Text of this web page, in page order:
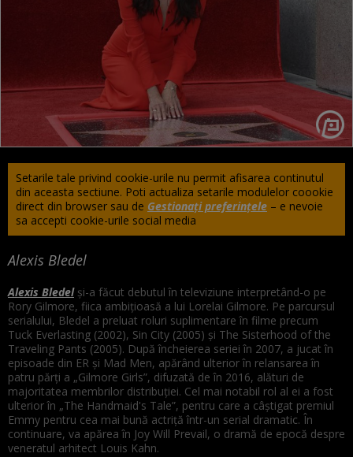
Setarile tale privind cookie-urile nu permit afisarea continutul
din aceasta sectiune. Poti actualiza setarile modulelor coookie
direct din browser sau de Gestionați preferințele – e nevoie
sa accepti cookie-urile social media
Alexis Bledel
Alexis Bledelși-a făcut debutul în televiziune interpretând-o pe
Rory Gilmore, fiica ambițioasă a lui Lorelai Gilmore. Pe parcursul
serialului, Bledel a preluat roluri suplimentare în filme precum
Tuck Everlasting (2002), Sin City (2005) și The Sisterhood of the
Traveling Pants (2005). După încheierea seriei în 2007, a jucat în
episoade din ER și Mad Men, apărând ulterior în relansarea în
patru părți a „Gilmore Girls”, difuzată de în 2016, alături de
majoritatea membrilor distribuției. Cel mai notabil rol al ei a fost
ulterior în „The Handmaid's Tale”, pentru care a câștigat premiul
Emmy pentru cea mai bună actriță într-un serial dramatic. În
continuare, va apărea în Joy Will Prevail, o dramă de epocă despre
veneratul arhitect Louis Kahn.